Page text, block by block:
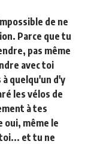
de ne
Parce que tu
pas même
avec toi
quelqu'un d'y
les vélos de
à tes
oui, même le
et tu ne